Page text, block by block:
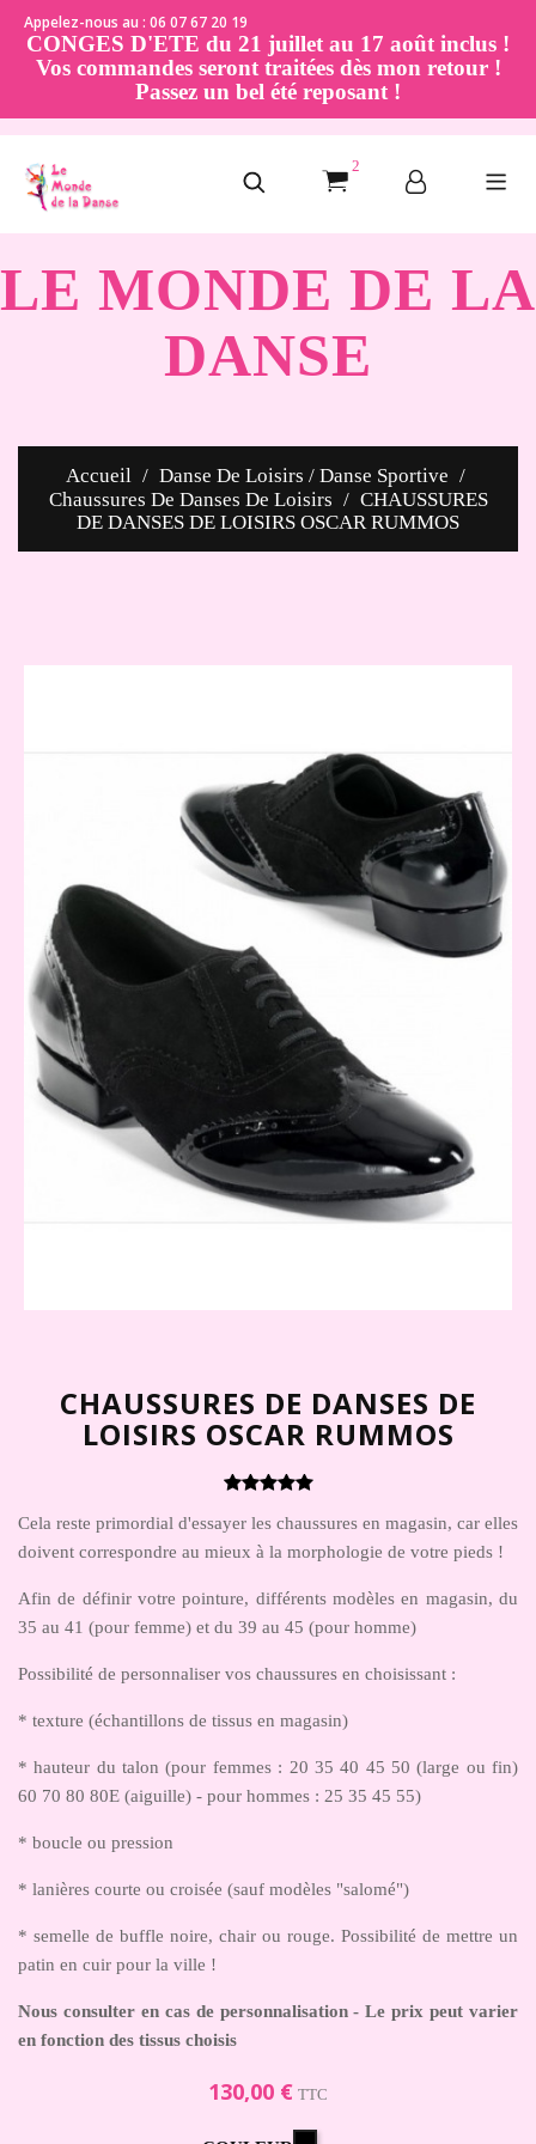
Appelez-nous au : 06 07 67 20 19
CONGES D'ETE du 21 juillet au 17 août inclus !
Vos commandes seront traitées dès mon retour !
Passez un bel été reposant !
2
LE MONDE DE LA
DANSE
Accueil
Danse De Loisirs / Danse Sportive
Chaussures De Danses De Loisirs
CHAUSSURES
DE DANSES DE LOISIRS OSCAR RUMMOS
CHAUSSURES DE DANSES DE
LOISIRS OSCAR RUMMOS
Cela reste primordial d'essayer les chaussures en magasin, car elles
doivent correspondre au mieux à la morphologie de votre pieds !
Afin de définir votre pointure, différents modèles en magasin, du
35 au 41 (pour femme) et du 39 au 45 (pour homme)
Possibilité de personnaliser vos chaussures en choisissant :
* texture (échantillons de tissus en magasin)
* hauteur du talon (pour femmes : 20 35 40 45 50 (large ou fin)
60 70 80 80E (aiguille) - pour hommes : 25 35 45 55)
* boucle ou pression
* lanières courte ou croisée (sauf modèles "salomé")
* semelle de buffle noire, chair ou rouge. Possibilité de mettre un
patin en cuir pour la ville !
Nous consulter en cas de personnalisation - Le prix peut varier
en fonction des tissus choisis
130,00 € TTC